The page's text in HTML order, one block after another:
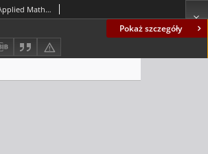
Pokaż szczegóły
International Journal of Applied Mathematics and Computer Science (AMCS), volume 21, number 3 (2011) - Contents